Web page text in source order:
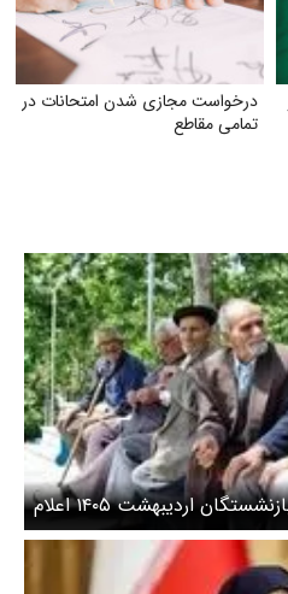
درخواست مجازی شدن امتحانات در
تمامی مقاطع
جزئیات ۳ واریزی مهم برای بازنشستگان اردیبهشت ۱۴۰۵ اعلام